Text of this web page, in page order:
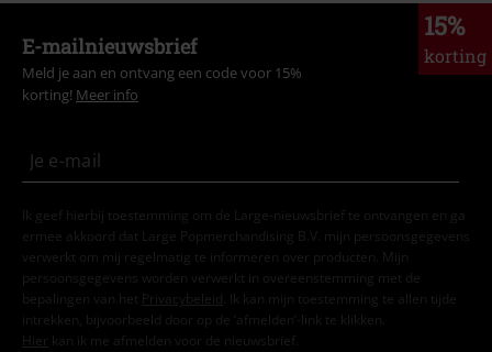
15%
korting
E-mailnieuwsbrief
Meld je aan en ontvang een code voor 15%
korting! Meer info
Ik geef hierbij toestemming om de Large-nieuwsbrief te ontvangen en ga
ermee akkoord dat Large Popmerchandising B.V. mijn persoonsgegevens
verwerkt om mij regelmatig te informeren over producten. Mijn
persoonsgegevens worden verwerkt in overeenstemming met de
bepalingen van het
Privacybeleid . Ik kan mijn toestemming te allen tijde
intrekken, bijvoorbeeld door op de ‘afmelden’-link te klikken.
Hier kan ik me afmelden voor de nieuwsbrief.